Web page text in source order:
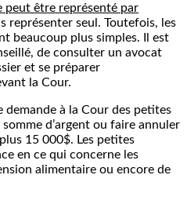
peut être représenté par
représenter seul. Toutefois, les
beaucoup plus simples. Il est
de consulter un avocat
et se préparer
la Cour.
demande à la Cour des petites
d’argent ou faire annuler
15 000$. Les petites
en ce qui concerne les
alimentaire ou encore de